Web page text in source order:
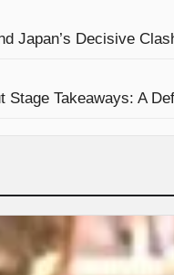
Japan’s Decisive
Stage Takeaways: A